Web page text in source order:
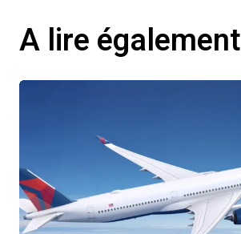
A lire également